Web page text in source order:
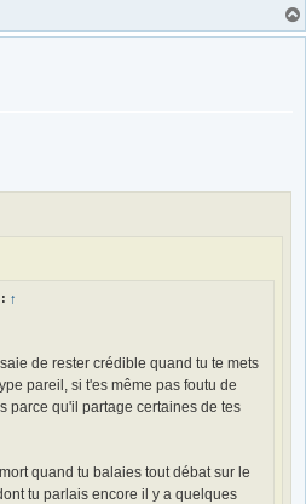
↑
de rester crédible quand tu te mets
pareil, si t'es même pas foutu de
parce qu'il partage certaines de tes
quand tu balaies tout débat sur le
tu parlais encore il y a quelques